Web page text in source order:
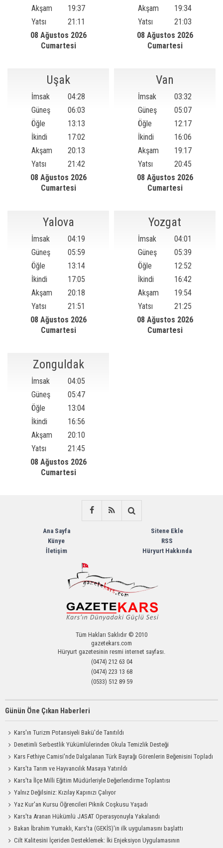
Akşam
19:37
Yatsı
21:11
08 Ağustos 2026
Cumartesi
Akşam
19:34
Yatsı
21:03
08 Ağustos 2026
Cumartesi
Uşak
İmsak
04:28
Güneş
06:03
Öğle
13:13
İkindi
17:02
Akşam
20:13
Yatsı
21:42
08 Ağustos 2026
Cumartesi
Van
İmsak
03:32
Güneş
05:07
Öğle
12:17
İkindi
16:06
Akşam
19:17
Yatsı
20:45
08 Ağustos 2026
Cumartesi
Yalova
İmsak
04:19
Güneş
05:59
Öğle
13:14
İkindi
17:05
Akşam
20:18
Yatsı
21:51
08 Ağustos 2026
Cumartesi
Yozgat
İmsak
04:01
Güneş
05:39
Öğle
12:52
İkindi
16:42
Akşam
19:54
Yatsı
21:25
08 Ağustos 2026
Cumartesi
Zonguldak
İmsak
04:05
Güneş
05:47
Öğle
13:04
İkindi
16:56
Akşam
20:10
Yatsı
21:45
08 Ağustos 2026
Cumartesi
Ana Sayfa
Künye
İletişim
Sitene Ekle
RSS
Hüryurt Hakkında
Tüm Hakları Saklıdır © 2010
gazetekars.com
Hüryurt gazetesinin resmi internet sayfası.
(0474) 212 63 04
(0474) 223 13 68
(0533) 512 89 59
Günün Öne Çıkan Haberleri
Kars'ın Turizm Potansiyeli Bakü'de Tanıtıldı
Denetimli Serbestlik Yükümlülerinden Okula Temizlik Desteği
Kars Fethiye Camisi'nde Dalgalanan Türk Bayrağı Görenlerin Beğenisini Topladı
Kars'ta Tarım ve Hayvancılık Masaya Yatırıldı
Kars'ta İlçe Milli Eğitim Müdürleriyle Değerlendirme Toplantısı
Yalnız Değilsiniz: Kızılay Kapınızı Çalıyor
Yaz Kur'an Kursu Öğrencileri Piknik Coşkusu Yaşadı
Kars'ta Aranan Hükümlü JASAT Operasyonuyla Yakalandı
Bakan İbrahim Yumaklı, Kars'ta (GEKİS)'in ilk uygulamasını başlattı
Cilt Kalitesini İçeriden Desteklemek: İki Enjeksiyon Uygulamasının